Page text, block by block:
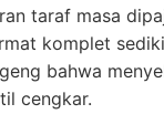
taraf masa
komplet
bahwa
cengkar.